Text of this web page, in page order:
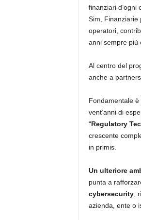
finanziari d’ogni
Sim, Finanziarie
operatori,
anni sempre più
Al centro del
anche a
Fondamentale
vent’anni di
“Regulatory
crescente
in primis.
Un ulteriore
punta a
cybersecurity,
azienda, ente o